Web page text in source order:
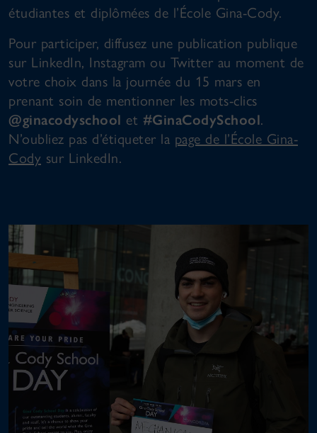
étudiantes et diplômées de l’École Gina-Cody.
Pour participer, diffusez une publication publique
sur LinkedIn, Instagram ou Twitter au moment de
votre choix dans la journée du 15 mars en
prenant soin de mentionner les mots-clics
@ginacodyschool et #GinaCodySchool.
N’oubliez pas d’étiqueter la page de l’École Gina-
Cody sur LinkedIn.